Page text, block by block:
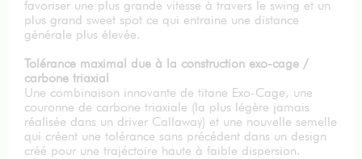
favoriser une plus grande vitesse à travers le swing et un
plus grand sweet spot ce qui entraine une distance
générale plus élevée.
Tolérance maximal due à la construction exo-cage /
carbone triaxial
Une combinaison innovante de titane Exo-Cage, une
couronne de carbone triaxiale (la plus légère jamais
réalisée dans un driver Callaway) et une nouvelle semelle
qui créent une tolérance sans précédent dans un design
créé pour une trajéctoire haute à faible dispersion.